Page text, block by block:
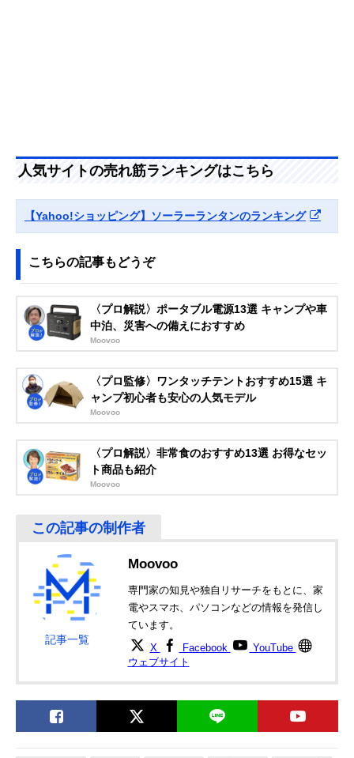
人気サイトの売れ筋ランキングはこちら
【Yahoo!ショッピング】ソーラーランタンのランキング
こちらの記事もどうぞ
〈プロ解説〉ポータブル電源13選 キャンプや車
中泊、災害への備えにおすすめ
Moovoo
〈プロ監修〉ワンタッチテントおすすめ15選 キ
ャンプ初心者も安心の人気モデル
Moovoo
〈プロ解説〉非常食のおすすめ13選 お得なセッ
ト商品も紹介
Moovoo
記事一覧
Moovoo
専門家の知見や独自リサーチをもとに、家
電やスマホ、パソコンなどの情報を発信し
ています。
X Facebook
YouTube
ウェブサイト